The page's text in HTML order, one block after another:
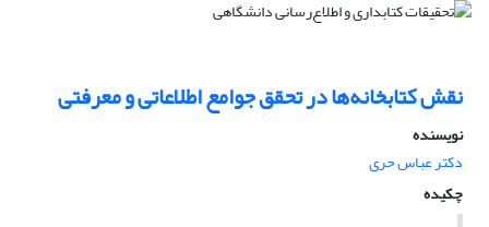
نقش کتابخانه‌ها در تحقق جوامع اطلاعاتی و معرفتی
نویسنده
دکتر عباس حری
چکیده